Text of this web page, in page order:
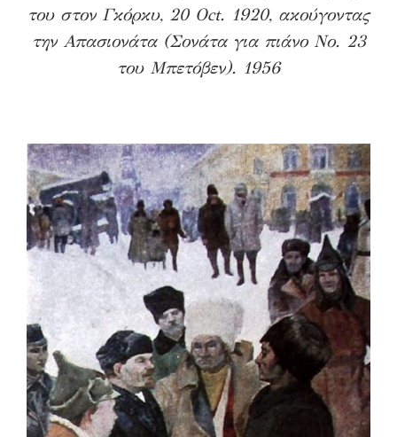
του στον Γκόρκυ, 20 Oct. 1920, ακούγοντας
την Απασιονάτα (Σονάτα για πιάνο Νο. 23
του Μπετόβεν). 1956